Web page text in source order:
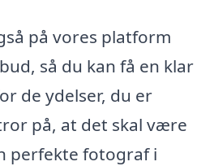
på vores platform
så du kan få en klar
de ydelser, du er
på, at det skal være
perfekte fotograf i